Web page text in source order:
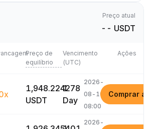
Preço atual
-- USDT
Preço de
equilíbrio
Vencimento
(UTC)
Ações
1,948.224278
USDT
1
Day
2026-
08-10
08:00
Comprar
2026-